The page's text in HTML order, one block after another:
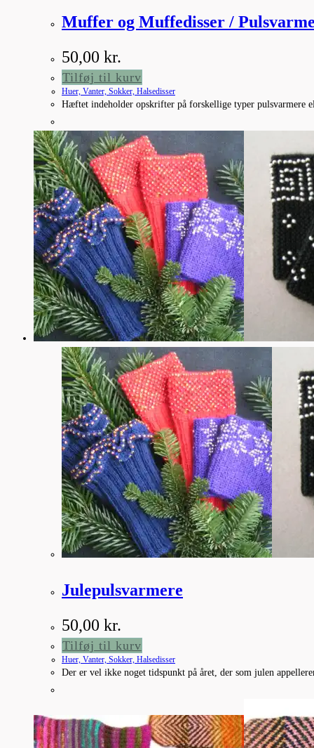
Muffer og Muffedisser /
50,00 kr.
Tilføj til kurv
Huer, Vanter, Sokker, Halsedisser
Hæftet indeholder opskrifter på forskellige typer pulsvarmere
Julepulsvarmere
50,00 kr.
Tilføj til kurv
Huer, Vanter, Sokker, Halsedisser
Der er vel ikke noget tidspunkt på året, der som julen